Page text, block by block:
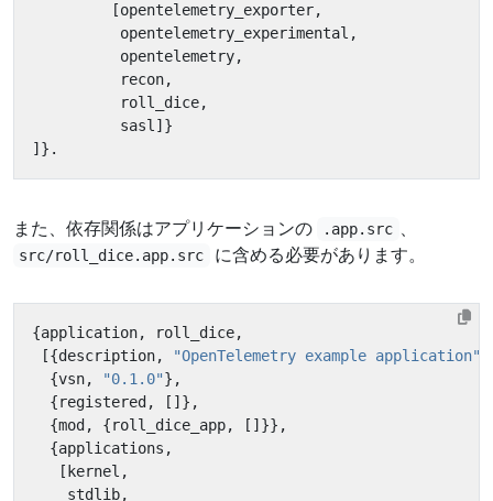
[opentelemetry_exporter,
opentelemetry_experimental ,
opentelemetry,
recon,
roll_dice,
sasl ]}
]}.
また、依存関係はアプリケーションの .app.src 、
src/roll_dice.app.src に含める必要があります。
{application, roll_dice,
[{description, "OpenTelemetry example application"
{vsn, "0.1.0"},
{registered ,
[]},
{mod , {roll_dice_app,
[]}},
{applications ,
[ kernel ,
stdlib,